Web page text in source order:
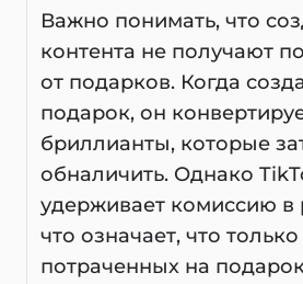
Важно понимать, что
контента не получают
от подарков. Когда
подарок, он
бриллианты, которые
обналичить. Однако
удерживает комиссию в
что означает, что
потраченных на